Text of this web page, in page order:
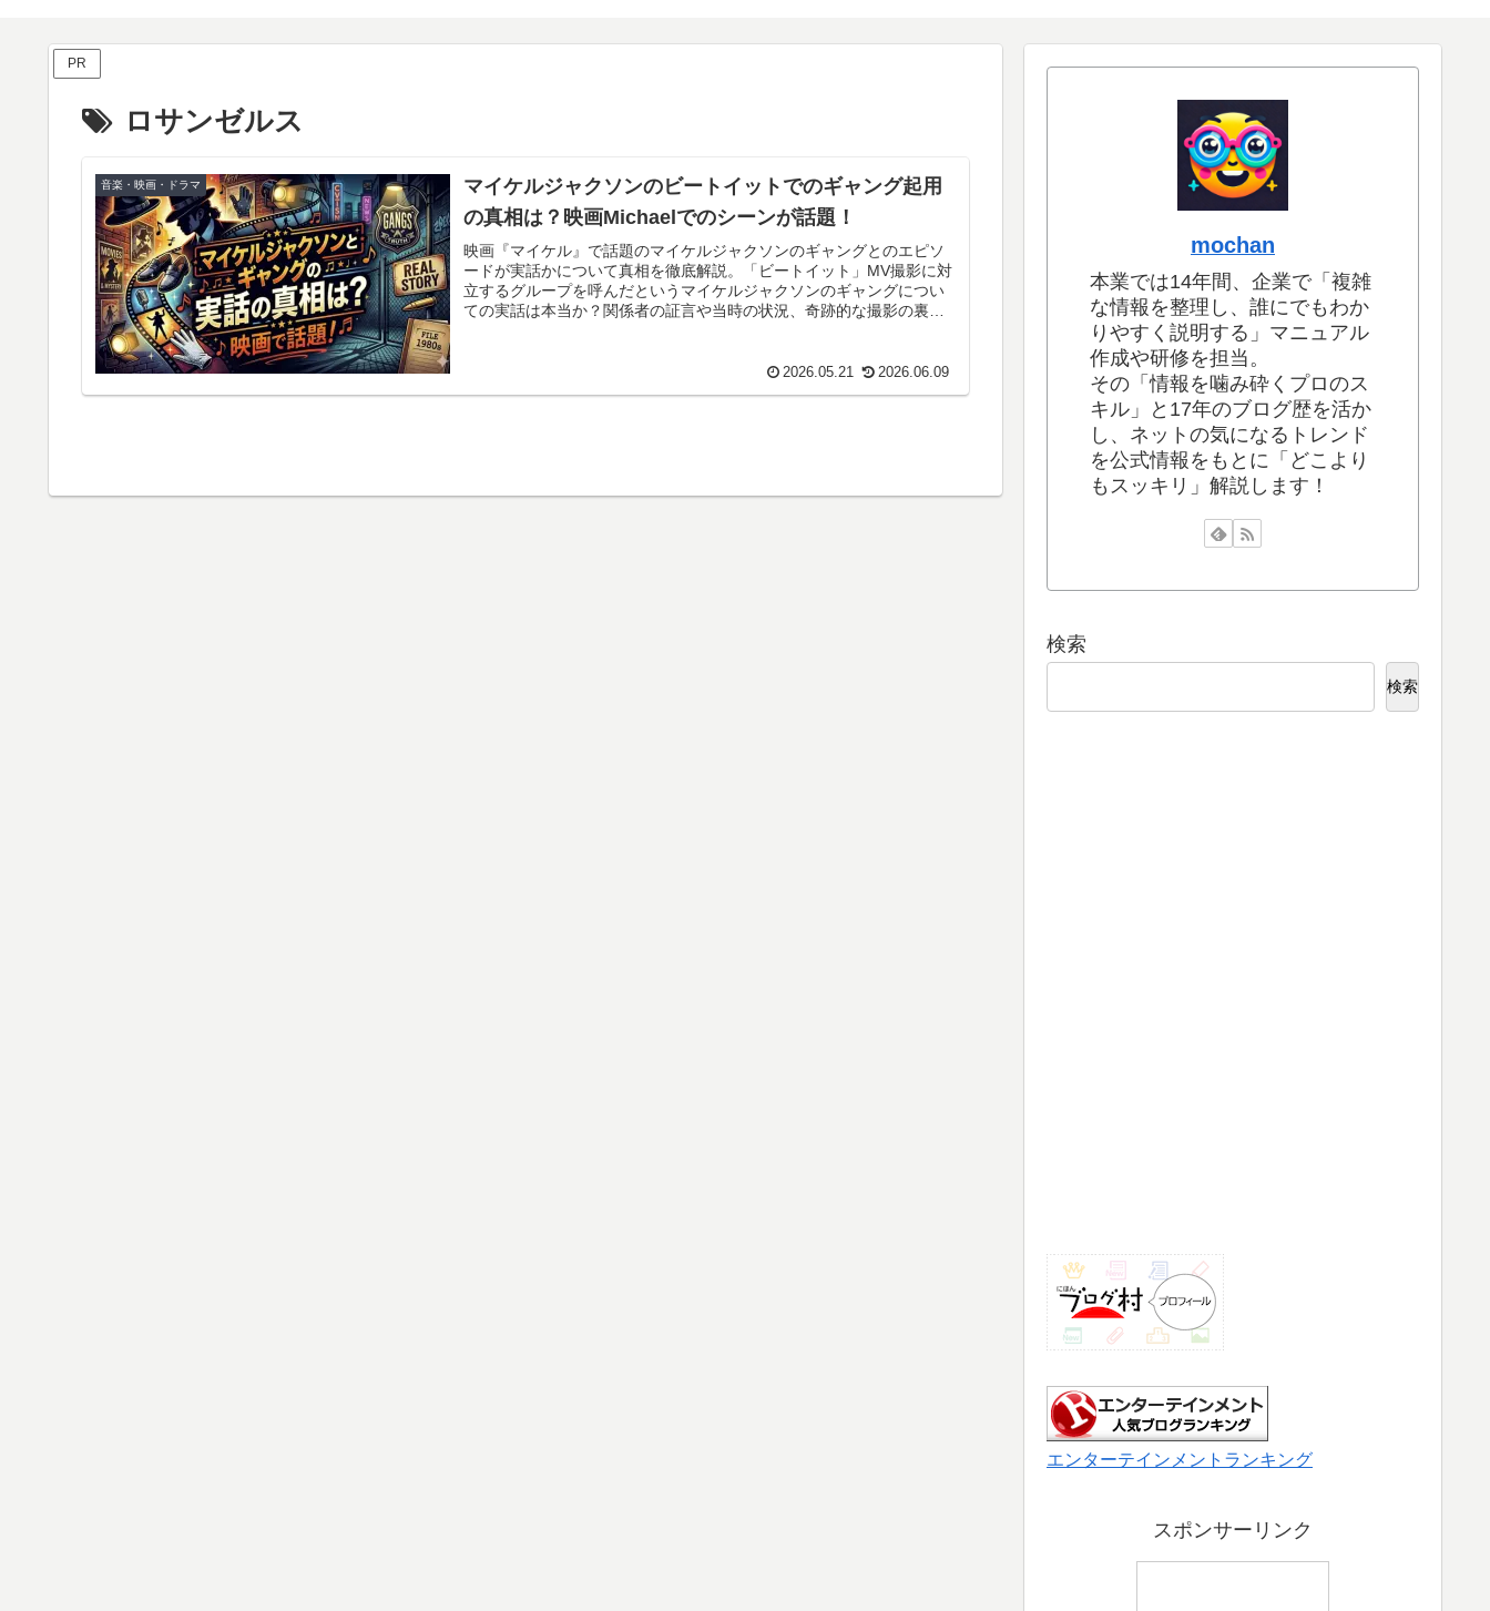
PR
ロサンゼルス
音楽・映画・ドラマ
マイケルジャクソンのビートイットでのギャング起用
の真相は？映画Michaelでのシーンが話題！
映画『マイケル』で話題のマイケルジャクソンのギャングとのエピソ
ードが実話かについて真相を徹底解説。「ビートイット」MV撮影に対
立するグループを呼んだというマイケルジャクソンのギャングについ
ての実話は本当か？関係者の証言や当時の状況、奇跡的な撮影の裏
2026.05.21 2026.06.09
mochan
本業では14年間、企業で「複雑
な情報を整理し、誰にでもわか
りやすく説明する」マニュアル
作成や研修を担当。
その「情報を噛み砕くプロのス
キル」と17年のブログ歴を活か
し、ネットの気になるトレンド
を公式情報をもとに「どこより
もスッキリ」解説します！
検索
検索
エンターテインメントランキング
スポンサーリンク